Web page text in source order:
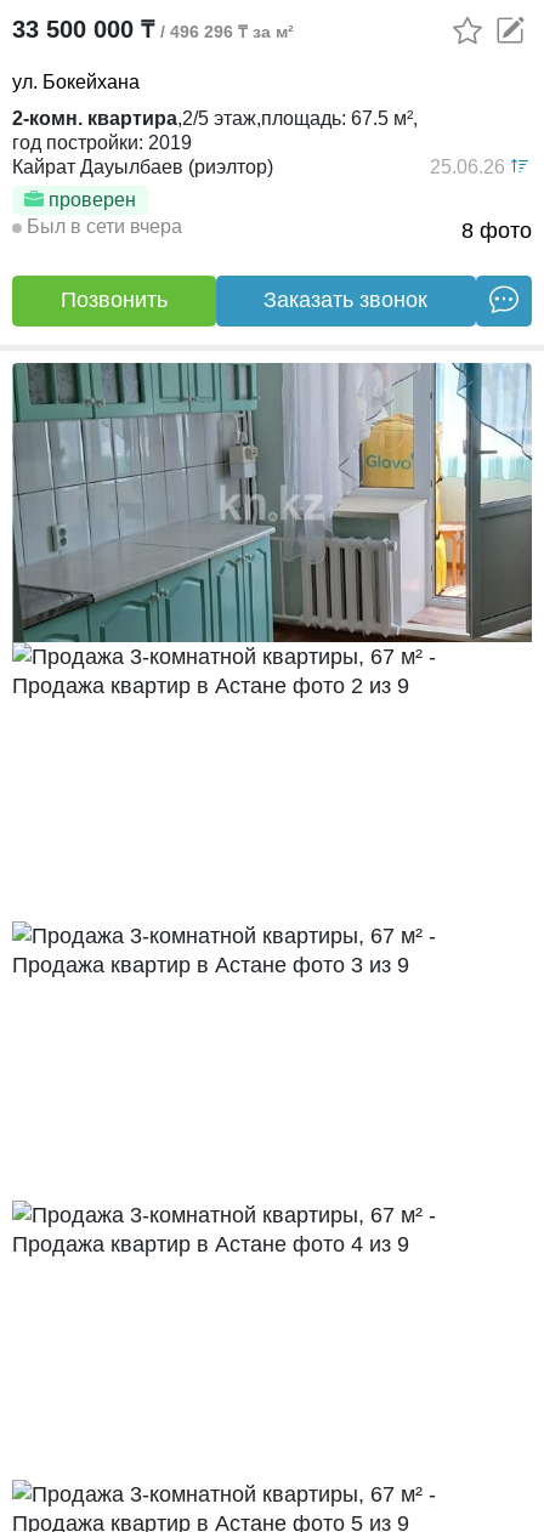
8 фото
33 500 000 ₸ / 496 296 ₸ за м²
ул. Бокейхана
2-комн. квартира,2/5 этаж,площадь: 67.5 м²,
год постройки: 2019
Кайрат Дауылбаев (риэлтор)
проверен
25.06.26
Был в сети вчера
Позвонить Заказать звонок